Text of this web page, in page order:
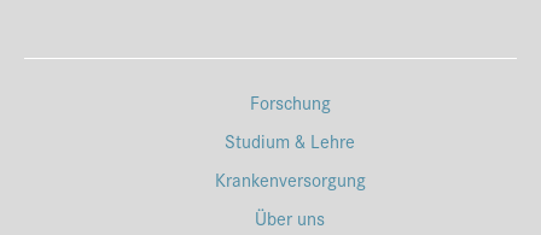
Forschung
Studium & Lehre
Krankenversorgung
Über uns